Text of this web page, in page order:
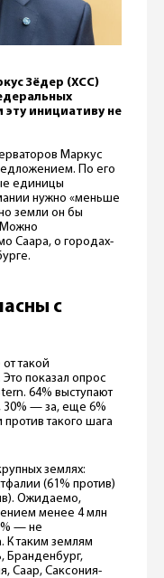
Зёдер (ХСС)
инициативу не
Маркус
По его
единицы
нужно «меньше
земли он бы
Можно
Саара, о городах-
с
такой
показал опрос
64% выступают
30% — за, еще 6%
такого шага
землях:
(61% против)
Ожидаемо,
менее 4 млн
— не
К таким землям
Бранденбург,
Саар, Саксония-